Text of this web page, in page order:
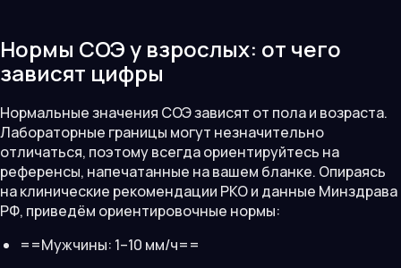
Нормы СОЭ у взрослых: от чего
зависят цифры
Нормальные значения СОЭ зависят от пола и возраста.
Лабораторные границы могут незначительно
отличаться, поэтому всегда ориентируйтесь на
референсы, напечатанные на вашем бланке. Опираясь
на клинические рекомендации РКО и данные Минздрава
РФ, приведём ориентировочные нормы:
==Мужчины: 1–10 мм/ч==